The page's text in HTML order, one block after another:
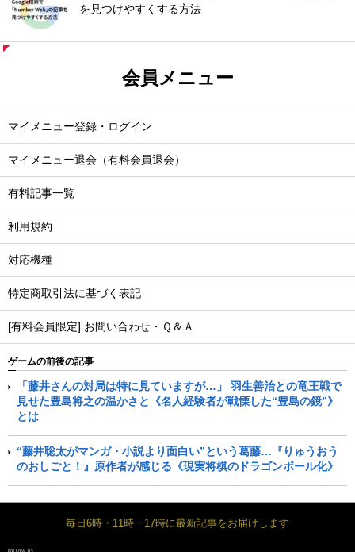
を見つけやすくする方法
会員メニュー
マイメニュー登録・ログイン
マイメニュー退会（有料会員退会）
有料記事一覧
利用規約
対応機種
特定商取引法に基づく表記
[有料会員限定] お問い合わせ・Ｑ＆Ａ
ゲームの前後の記事
「藤井さんの対局は特に見ていますが…」 羽生善治との竜王戦で
見せた豊島将之の温かさと《名人経験者が戦慄した“豊島の鏡”》
とは
“藤井聡太がマンガ・小説より面白い”という葛藤…『りゅうおう
のおしごと！』原作者が感じる《現実将棋のドラゴンボール化》
毎日6時・11時・17時に最新記事をお届けします